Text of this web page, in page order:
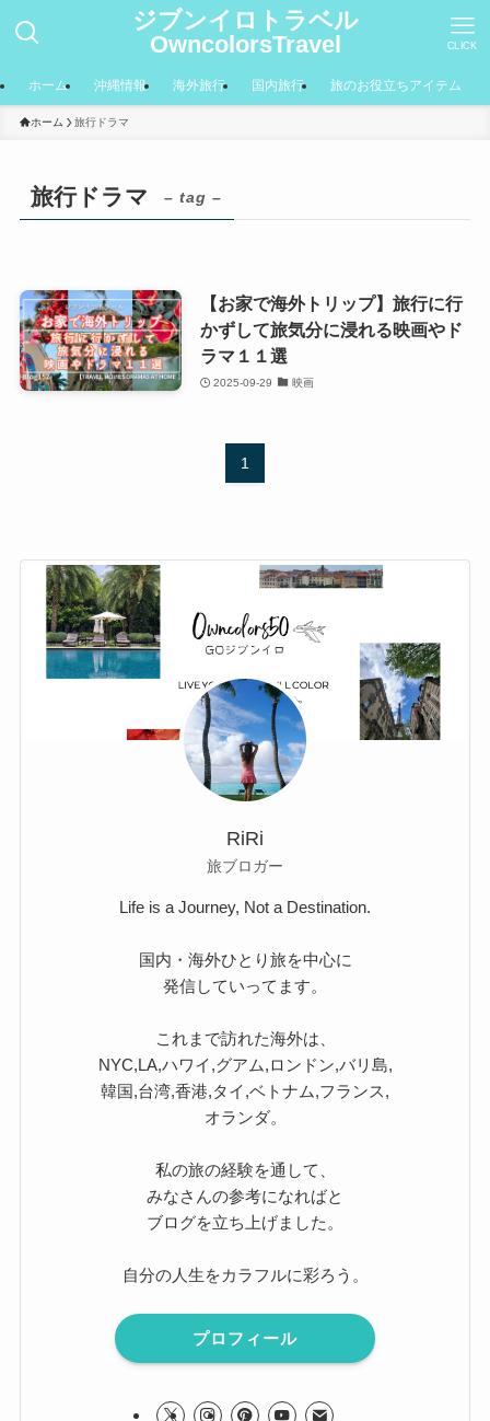
ジブンイロトラベル
OwncolorsTravel
CLICK
ホーム 沖縄情報 海外旅行 国内旅行 旅のお役立ちアイテム
ホーム 旅行ドラマ
旅行ドラマ – tag –
【お家で海外トリップ】旅行に行
かずして旅気分に浸れる映画やド
ラマ１１選
2025-09-29 映画
1
RiRi
旅ブロガー
Life is a Journey, Not a Destination.
国内・海外ひとり旅を中心に
発信していってます。
これまで訪れた海外は、
NYC,LA,ハワイ,グアム,ロンドン,バリ島,
韓国,台湾,香港,タイ,ベトナム,フランス,
オランダ。
私の旅の経験を通して、
みなさんの参考になればと
ブログを立ち上げました。
自分の人生をカラフルに彩ろう。
プロフィール